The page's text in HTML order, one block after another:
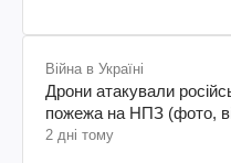
Війна в Україні
Дрони атакували
пожежа на НПЗ (фото,
2 дні тому